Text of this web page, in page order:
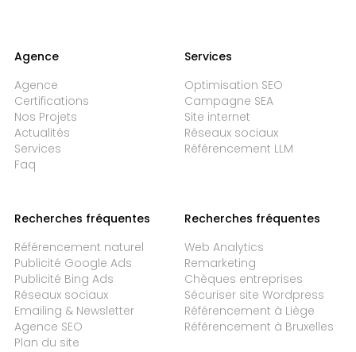
Agence
Agence
Certifications
Nos Projets
Actualités
Services
Faq
Services
Optimisation SEO
Campagne SEA
Site internet
Réseaux sociaux
Référencement LLM
Recherches fréquentes
Référencement naturel
Publicité Google Ads
Publicité Bing Ads
Réseaux sociaux
Emailing & Newsletter
Agence SEO
Plan du site
Recherches fréquentes
Web Analytics
Remarketing
Chèques entreprises
Sécuriser site Wordpress
Référencement à Liège
Référencement à Bruxelles